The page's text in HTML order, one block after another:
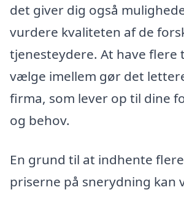
det giver dig også
vurdere kvaliteten af de
tjenesteydere. At have flere
vælge imellem gør det
firma, som lever op til dine
og behov.
En grund til at indhente
priserne på snerydning kan